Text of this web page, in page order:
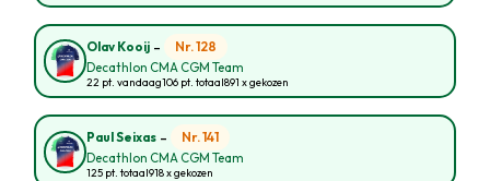
Olav Kooij - Nr. 128
Decathlon CMA CGM Team
22 pt. vandaag106 pt. totaal891 x gekozen
Paul Seixas - Nr. 141
Decathlon CMA CGM Team
125 pt. totaal918 x gekozen